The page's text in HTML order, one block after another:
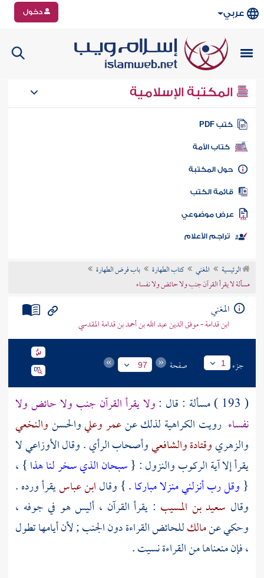
عربي دخول
المكتبة الإسلامية
كتب PDF
كتاب الأمة
المكتبة
الكتب
موضوعي
تراجم الأعلام
الرئيسية المغني كتاب الطهارة
باب فرض الطهارة
مسألة لا يقرأ القرآن جنب ولا حائض ولا نفساء
المغني
ابن قدامة - موفق الدين عبد الله بن أحمد بن قدامة المقدسي
جزء 1 صفحة 97
( 193 ) مسألة : قال :
ولا يقرأ القرآن جنب ولا حائض ولا
نفساء رويت الكراهية لذلك عنعمروعليوالحسنوالنخعي
والزهريوقتادةوالشافعيوأصحاب الرأي . وقالالأوزاعيلا
يقرأ إلا آية الركوب والنزول : {سبحان الذي سخر لنا هذا} ،
{ وقل رب أنزلني منزلا مباركا .} وقالابن عباسيقرأ ورده .
وقال سعيد بن المسيب : يقرأ القرآن ، أليس هو في جوفه ،
وحكي عنمالكللحائض القراءة دون الجنب ; لأن أيامها تطول
، فإن منعناها من القراءة نسيت .